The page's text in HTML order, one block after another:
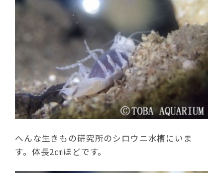
へんな生きもの研究所のシロウニ水槽にいま
す。体長2㎝ほどです。